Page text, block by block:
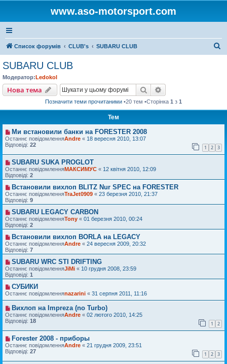
www.aso-motorsport.com
Список форумів CLUB's SUBARU CLUB
SUBARU CLUB
Модератор:Ledokol
Нова тема Пошук
Позначити теми прочитаними •20 тем •Сторінка 1 з 1
Тем
Ми встановили банки на FORESTER 2008
Останнє повідомленняAndre « 18 вересня 2010, 13:07
Відповіді: 22 1 2 3
SUBARU SUKA PROGLOT
Останнє повідомленняМАКСИМУС « 12 квітня 2010, 12:09
Відповіді: 2
Встановили вихлоп BLITZ Nur SPEC на FORESTER
Останнє повідомленняTraJet0909 « 23 березня 2010, 21:37
Відповіді: 9
SUBARU LEGACY CARBON
Останнє повідомленняTony « 01 березня 2010, 00:24
Відповіді: 2
Встановили вихлоп BORLA на LEGACY
Останнє повідомленняAndre « 24 вересня 2009, 20:32
Відповіді: 7
SUBARU WRC STI DRIFTING
Останнє повідомленняJiMi « 10 грудня 2008, 23:59
Відповіді: 1
СУБИКИ
Останнє повідомленняnazarini « 31 серпня 2011, 11:16
Вихлоп на Impreza (no Turbo)
Останнє повідомленняAndre « 02 лютого 2010, 14:25
Відповіді: 18 1 2
Forester 2008 - приборы
Останнє повідомленняAndre « 21 грудня 2009, 23:51
Відповіді: 27 1 2 3